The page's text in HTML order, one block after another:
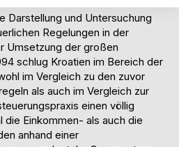
Darstellung und Untersuchung
Regelungen in der
Umsetzung der großen
schlug Kroatien im Bereich der
im Vergleich zu den zuvor
als auch im Vergleich zur
einen völlig
die Einkommen- als auch die
anhand einer